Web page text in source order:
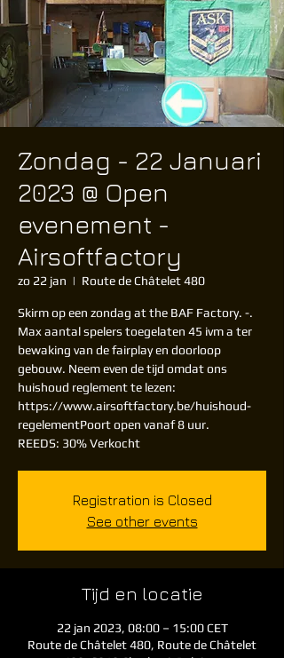
Zondag - 22 Januari
2023 @ Open
evenement -
Airsoftfactory
zo 22 jan
  |
Route de Châtelet 480
Skirm op een zondag at the BAF Factory. -.
Max aantal spelers toegelaten 45 ivm a ter
bewaking van de fairplay en doorloop
gebouw. Neem even de tijd omdat ons
huishoud reglement te lezen:
https://www.airsoftfactory.be/huishoud-
regelementPoort open vanaf 8 uur.
REEDS: 30% Verkocht
Registration is Closed
See other events
Tijd en locatie
22 jan 2023, 08:00 – 15:00 CET
Route de Châtelet 480, Route de Châtelet